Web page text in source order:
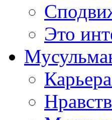
Это